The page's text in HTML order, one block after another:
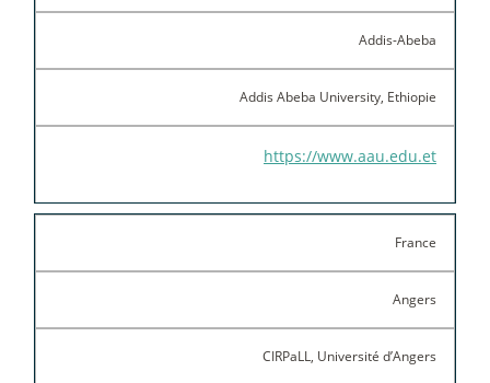
Addis-Abeba
Addis Abeba University, Ethiopie
https://www.aau.edu.et
France
Angers
CIRPaLL, Université d’Angers